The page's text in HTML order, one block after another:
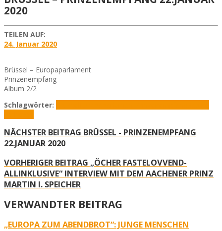
2020
TEILEN AUF:
24. Januar 2020
Brüssel – Europaparlament
Prinzenempfang
Album 2/2
Schlagwörter:
NÄCHSTER BEITRAG BRÜSSEL - PRINZENEMPFANG
22.JANUAR 2020
VORHERIGER BEITRAG „ÖCHER FASTELOVVEND-
ALLINKLUSIVE“ INTERVIEW MIT DEM AACHENER PRINZ
MARTIN I. SPEICHER
VERWANDTER BEITRAG
„EUROPA ZUM ABENDBROT“: JUNGE MENSCHEN